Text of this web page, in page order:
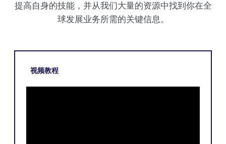
提高自身的技能，并从我们大量的资源中找到你在全
球发展业务所需的关键信息。
视频教程